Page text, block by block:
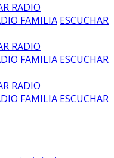
RADIO
FAMILIA ESCUCHAR
RADIO
FAMILIA ESCUCHAR
RADIO
FAMILIA ESCUCHAR